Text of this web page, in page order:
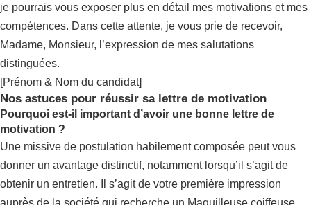
je pourrais vous exposer plus en détail mes motivations et mes
compétences. Dans cette attente, je vous prie de recevoir,
Madame, Monsieur, l’expression de mes salutations
distinguées.
[Prénom & Nom du candidat]
Nos astuces pour réussir sa lettre de motivation
Pourquoi est-il important d’avoir une bonne lettre de
motivation ?
Une missive de postulation habilement composée peut vous
donner un avantage distinctif, notamment lorsqu’il s’agit de
obtenir un entretien. Il s’agit de votre première impression
auprès de la société qui recherche un Maquilleuse coiffeuse